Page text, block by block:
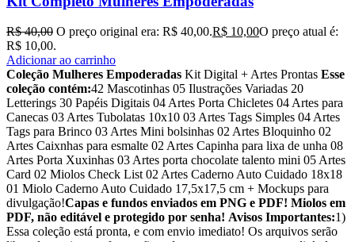
R$40,00 O preço original era: R$ 40,00.R$ 10,00O preço atual é:
R$ 10,00.
Adicionar ao carrinho
Coleção Mulheres Empoderadas Kit Digital + Artes Prontas Esse
coleção contém:42 Mascotinhas 05 Ilustrações Variadas 20
Letterings 30 Papéis Digitais 04 Artes Porta Chicletes 04 Artes para
Canecas 03 Artes Tubolatas 10x10 03 Artes Tags Simples 04 Artes
Tags para Brinco 03 Artes Mini bolsinhas 02 Artes Bloquinho 02
Artes Caixnhas para esmalte 02 Artes Capinha para lixa de unha 08
Artes Porta Xuxinhas 03 Artes porta chocolate talento mini 05 Artes
Card 02 Miolos Check List02 Artes Caderno Auto Cuidado 18x18
01 Miolo Caderno Auto Cuidado 17,5x17,5 cm + Mockups para
divulgação!Capas e fundos enviados em PNG e PDF! Miolos em
PDF, não editável e protegido por senha! Avisos Importantes:1)
Essa coleção está pronta, e com envio imediato! Os arquivos serão